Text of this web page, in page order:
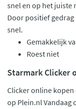
snel en op het juiste
Door positief
snel.
Gemakkelijk
Roest niet
Starmark Clicker
Clicker online
op Plein.nl Vandaag